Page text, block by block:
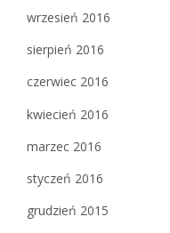
wrzesień 2016
sierpień 2016
czerwiec 2016
kwiecień 2016
marzec 2016
styczeń 2016
grudzień 2015